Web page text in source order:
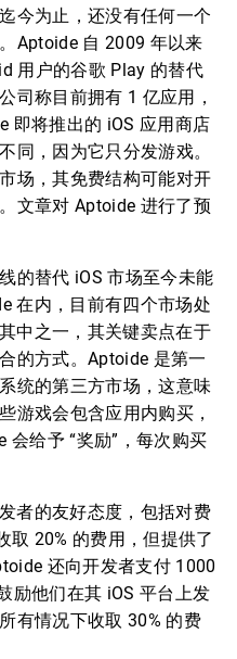
今为止，还没有任何一个
Aptoide 自 2009 年以来
用户的谷歌 Play 的替代
司称目前拥有 1 亿应用，
即将推出的 iOS 应用商店
同，因为它只分发游戏。
场，其免费结构可能对开
文章对 Aptoide 进行了预
的替代 iOS 市场至今未能
在内，目前有四个市场处
中之一，其关键卖点在于
的方式。Aptoide 是第一
统的第三方市场，这意味
游戏会包含应用内购买，
给予 “奖励”，每次购买
者的友好态度，包括对费
取 20% 的费用，但提供了
还向开发者支付 1000
励他们在其 iOS 平台上发
有情况下收取 30% 的费